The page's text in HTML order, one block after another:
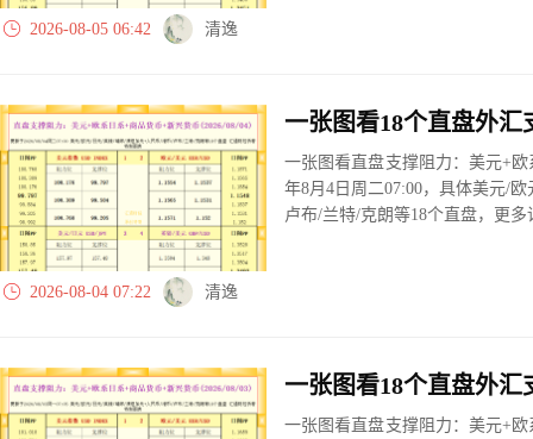
2026-08-05 06:42 清逸
一张图看直盘支撑阻力：美元+
年8月4日周二07:00，具体美元/
卢布/兰特/克朗等18个直盘，更
2026-08-04 07:22 清逸
一张图看直盘支撑阻力：美元+